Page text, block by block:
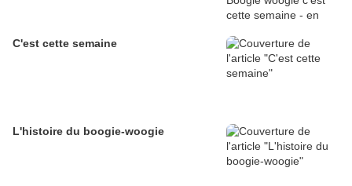
C'est cette semaine
L'histoire du boogie-woogie